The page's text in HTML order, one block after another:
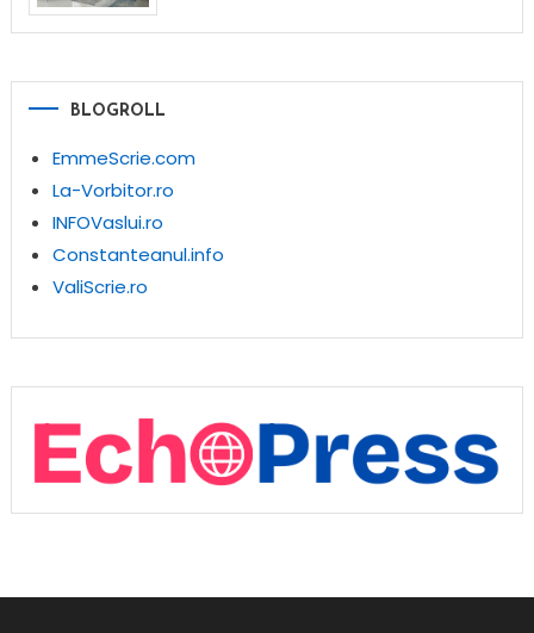
BLOGROLL
EmmeScrie.com
La-Vorbitor.ro
INFOVaslui.ro
Constanteanul.info
ValiScrie.ro